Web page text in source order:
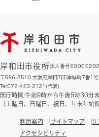
岸和田市役所法人番号
〒596-8510 大阪府岸和田市岸城町7番1号
Tel:072-423-2121(代表)
開庁時間:午前9時から午後5時30分
（土曜日、日曜日、祝日、年末年始
利用案内 サイトマップ
アクセシビリティ